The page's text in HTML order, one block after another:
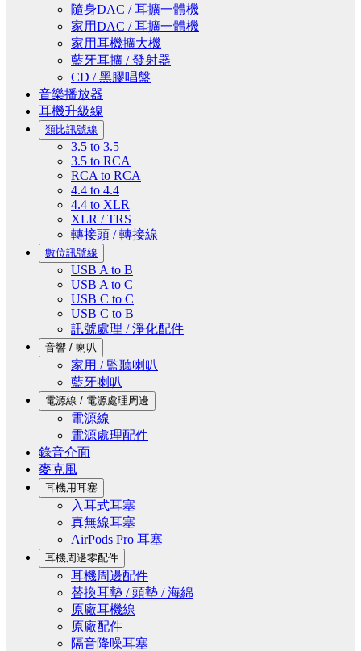
隨身DAC / 耳擴一體機
家用DAC / 耳擴一體機
家用耳機擴大機
藍牙耳擴 / 發射器
CD / 黑膠唱盤
音樂播放器
耳機升級線
類比訊號線
3.5 to 3.5
3.5 to RCA
RCA to RCA
4.4 to 4.4
4.4 to XLR
XLR / TRS
轉接頭 / 轉接線
數位訊號線
USB A to B
USB A to C
USB C to C
USB C to B
訊號處理 / 淨化配件
音響 / 喇叭
家用 / 監聽喇叭
藍牙喇叭
電源線 / 電源處理周邊
電源線
電源處理配件
錄音介面
麥克風
耳機用耳塞
入耳式耳塞
真無線耳塞
AirPods Pro 耳塞
耳機周邊零配件
耳機周邊配件
替換耳墊 / 頭墊 / 海綿
原廠耳機線
原廠配件
隔音降噪耳塞